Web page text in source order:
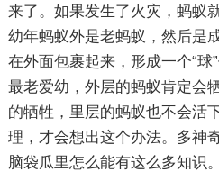
来了。如果发生了火灾，蚂蚁
幼年蚂蚁外是老蚂蚁，然后是
在外面包裹起来，形成一个“球
最老爱幼，外层的蚂蚁肯定会
的牺牲，里层的蚂蚁也不会活
理，才会想出这个办法。多神
脑袋瓜里怎么能有这么多知识。